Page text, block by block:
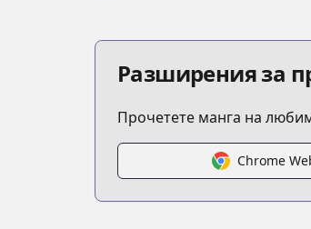
Разширения за
Прочетете манга на
Chrome